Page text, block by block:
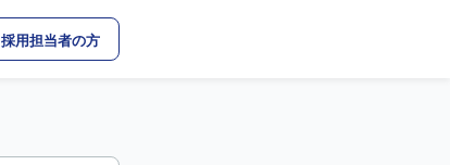
採用担当者の方